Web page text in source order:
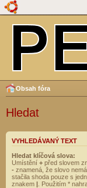
Obsah fóra
Hledat
VYHLEDÁVANÝ TEXT
Hledat klíčová slova:
Umístění + před slovem
- znamená, že slovo
stačila shoda pouze s
znakem | . Použitím *